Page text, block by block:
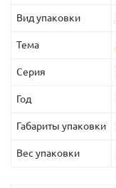
Вид упаковки
Тема
Серия
Год
Габариты упаковки
Вес упаковки